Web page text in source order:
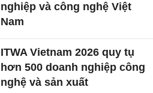
nghiệp và công nghệ Việt
Nam
ITWA Vietnam 2026 quy tụ
hơn 500 doanh nghiệp công
nghệ và sản xuất